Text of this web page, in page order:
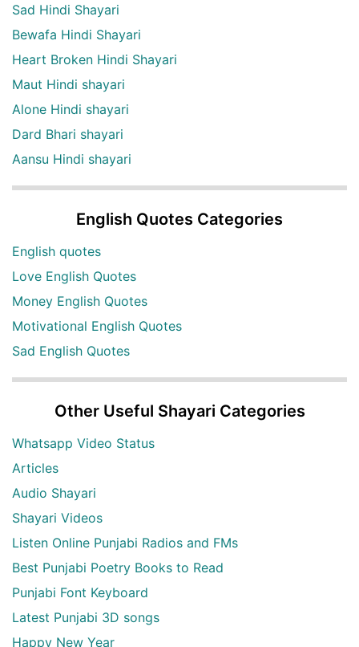
Sad Hindi Shayari
Bewafa Hindi Shayari
Heart Broken Hindi Shayari
Maut Hindi shayari
Alone Hindi shayari
Dard Bhari shayari
Aansu Hindi shayari
English Quotes Categories
English quotes
Love English Quotes
Money English Quotes
Motivational English Quotes
Sad English Quotes
Other Useful Shayari Categories
Whatsapp Video Status
Articles
Audio Shayari
Shayari Videos
Listen Online Punjabi Radios and FMs
Best Punjabi Poetry Books to Read
Punjabi Font Keyboard
Latest Punjabi 3D songs
Happy New Year